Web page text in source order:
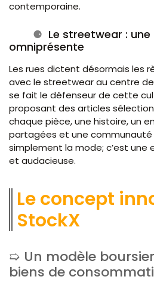
contemporaine.
Le streetwear :
omniprésente
Les rues dictent désormais les
avec le streetwear au centre
se fait le défenseur de cette
proposant des articles
chaque pièce, une histoire, un
partagées et une communauté
simplement la mode; c’est une
et audacieuse.
Le concept
StockX
Un modèle
biens de